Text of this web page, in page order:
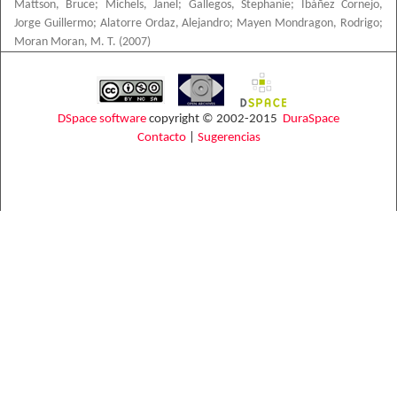
Mattson, Bruce; Michels, Janel ; Gallegos, Stephanie;
Ibáñez Cornejo,
Jorge Guillermo; Alatorre Ordaz, Alejandro; Mayen Mondragon, Rodrigo;
Moran Moran, M. T. (2007)
DSpace software copyright © 2002-2015 DuraSpace
Contacto| Sugerencias